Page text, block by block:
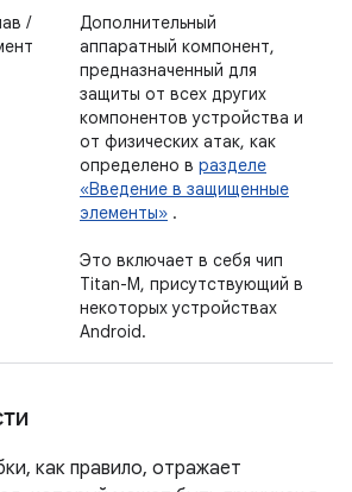
/
Дополнительный
аппаратный компонент,
предназначенный для
защиты от всех других
компонентов устройства и
от физических атак, как
определено в разделе
«Введение в защищенные
элементы» .
Это включает в себя чип
Titan-M, присутствующий в
некоторых устройствах
Android.
как правило, отражает